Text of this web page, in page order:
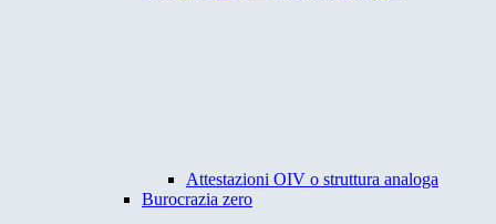
Attestazioni OIV o struttura analoga
Burocrazia zero